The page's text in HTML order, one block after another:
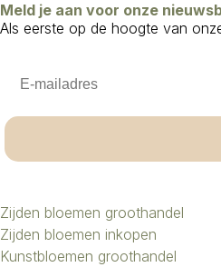
Meld je aan voor onze
Als eerste op de hoogte van
Zijden bloemen groothandel
Zijden bloemen inkopen
Kunstbloemen groothandel